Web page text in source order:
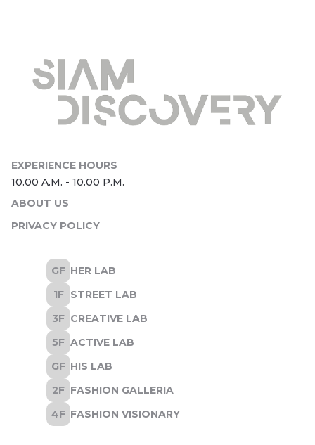
ABOUT US
PRIVACY POLICY